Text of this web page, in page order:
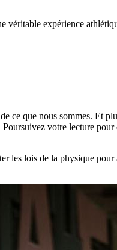
expérience
que nous sommes. Et
votre lecture
lois de la physique